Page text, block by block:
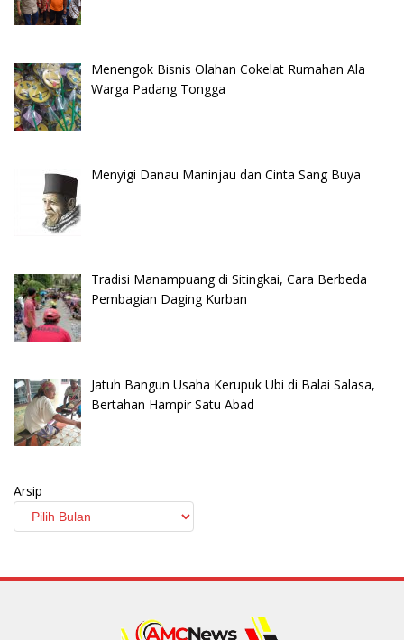
Menengok Bisnis Olahan Cokelat Rumahan Ala
Warga Padang Tongga
Menyigi Danau Maninjau dan Cinta Sang Buya
Tradisi Manampuang di Sitingkai, Cara Berbeda
Pembagian Daging Kurban
Jatuh Bangun Usaha Kerupuk Ubi di Balai Salasa,
Bertahan Hampir Satu Abad
Arsip